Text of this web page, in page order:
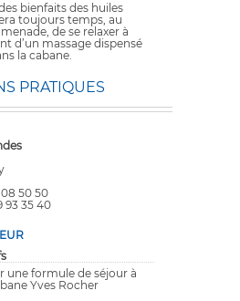
bienfaits des huiles
toujours temps, au
de se relaxer à
d’un massage dispensé
la cabane.
PRATIQUES
08 50 50
93 35 40
une formule de séjour à
Yves Rocher